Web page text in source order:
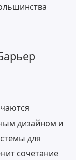
дизайном и
для
сочетание